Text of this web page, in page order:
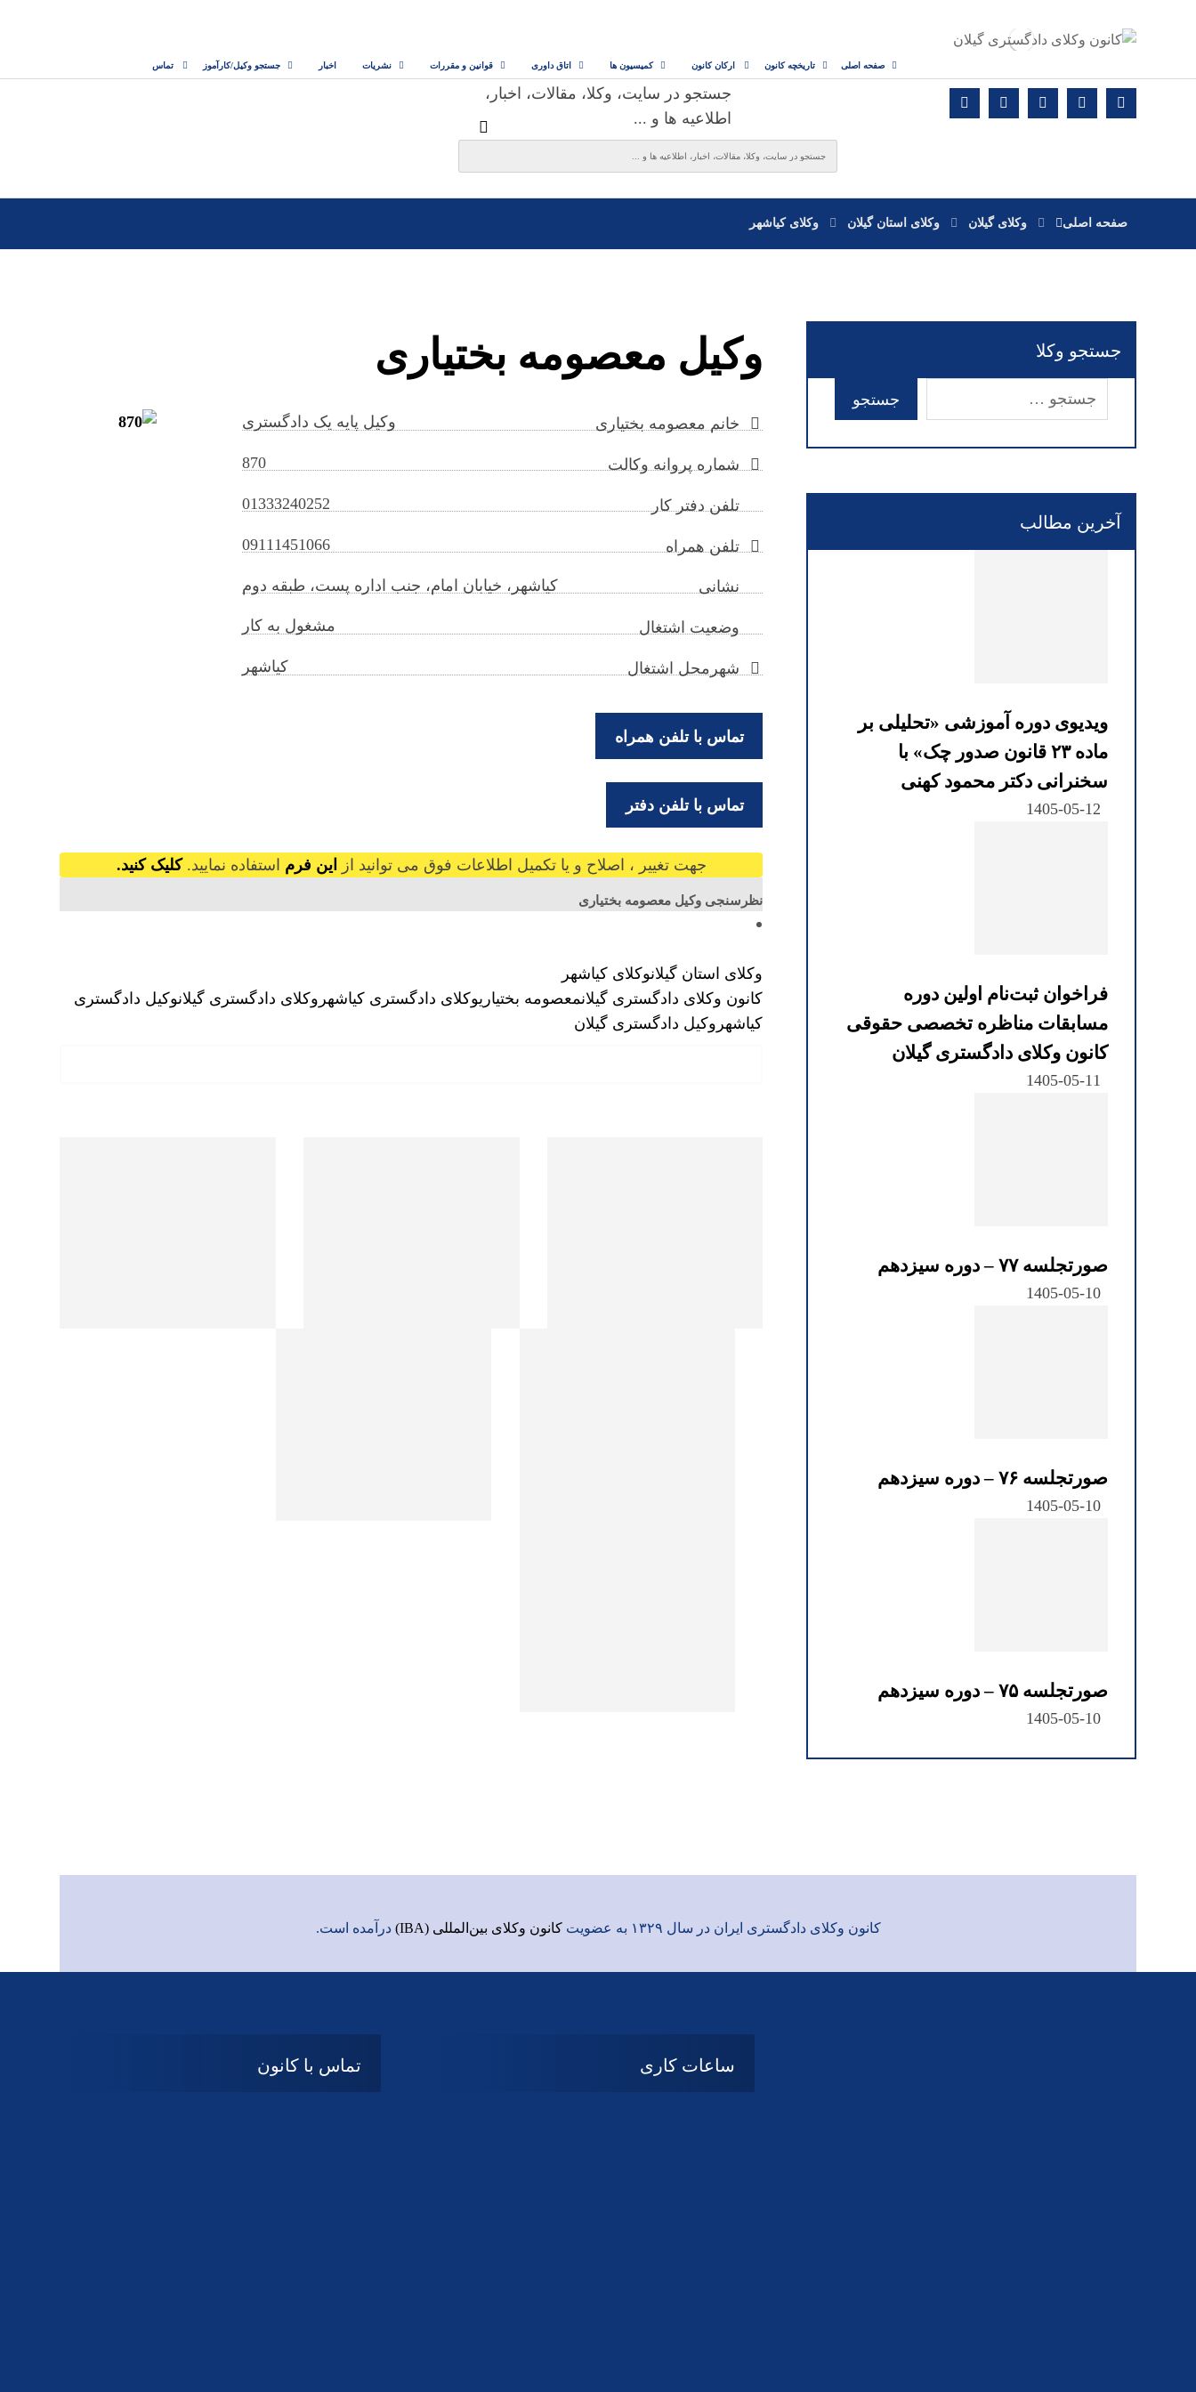
صفحه اصلی تاریخچه کانون ارکان کانون کمیسیون ها اتاق داوری قوانین و مقررات نشریات اخبار جستجو وکیل/کارآموز تماس
جستجو در سایت، وکلا، مقالات، اخبار،
اطلاعیه ها و ...
صفحه اصلی وکلای گیلان وکلای استان گیلان وکلای کیاشهر
وکیل معصومه بختیاری
خانم معصومه بختیاری وکیل پایه یک دادگستری
شماره پروانه وکالت 870
تلفن دفتر کار 01333240252
تلفن همراه 09111451066
نشانی کیاشهر، خیابان امام، جنب اداره پست، طبقه دوم
وضعیت اشتغال مشغول به کار
شهرمحل اشتغال کیاشهر
تماس با تلفن همراه
تماس با تلفن دفتر
جهت تغییر ، اصلاح و یا تکمیل اطلاعات فوق می توانید از این فرم استفاده نمایید. کلیک کنید.
نظرسنجی وکیل معصومه بختیاری
وکلای استان گیلانوکلای کیاشهر
کانون وکلای دادگستری گیلانمعصومه بختیاریوکلای دادگستری کیاشهر وکلای دادگستری گیلانوکیل دادگستری
کیاشهر وکیل دادگستری گیلان
جستجو وکلا
آخرین مطالب
ویدیوی دوره آموزشی «تحلیلی بر
ماده ۲۳ قانون صدور چک» با
سخنرانی دکتر محمود کهنی
1405-05-12
فراخوان ثبت‌نام اولین دوره
مسابقات مناظره تخصصی حقوقی
کانون وکلای دادگستری گیلان
1405-05-11
صورتجلسه ۷۷ – دوره سیزدهم
1405-05-10
صورتجلسه ۷۶ – دوره سیزدهم
1405-05-10
صورتجلسه ۷۵ – دوره سیزدهم
1405-05-10
کانون وکلای دادگستری ایران در سال ۱۳۲۹ به عضویت کانون وکلای بین‌المللی (IBA) درآمده است.
ساعات کاری تماس با کانون